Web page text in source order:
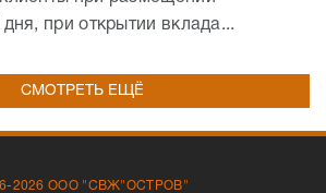
при открытии вклада...
СМОТРЕТЬ ЕЩЁ
2026 ООО "СВЖ"ОСТРОВ"